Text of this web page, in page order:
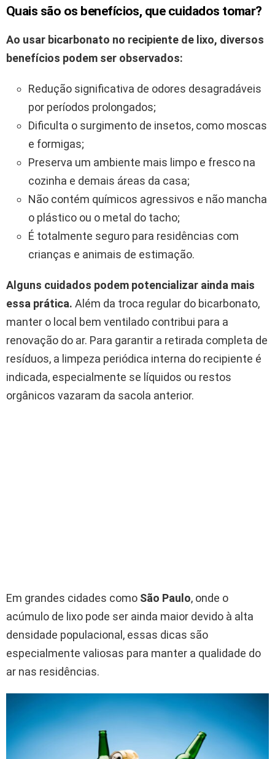
Quais são os benefícios, que cuidados tomar?
Ao usar bicarbonato no recipiente de lixo, diversos
benefícios podem ser observados:
Redução significativa de odores desagradáveis
por períodos prolongados;
Dificulta o surgimento de insetos, como moscas
e formigas;
Preserva um ambiente mais limpo e fresco na
cozinha e demais áreas da casa;
Não contém químicos agressivos e não mancha
o plástico ou o metal do tacho;
É totalmente seguro para residências com
crianças e animais de estimação.
Alguns cuidados podem potencializar ainda mais
essa prática. Além da troca regular do bicarbonato,
manter o local bem ventilado contribui para a
renovação do ar. Para garantir a retirada completa de
resíduos, a limpeza periódica interna do recipiente é
indicada, especialmente se líquidos ou restos
orgânicos vazaram da sacola anterior.
Em grandes cidades como São Paulo, onde o
acúmulo de lixo pode ser ainda maior devido à alta
densidade populacional, essas dicas são
especialmente valiosas para manter a qualidade do
ar nas residências.